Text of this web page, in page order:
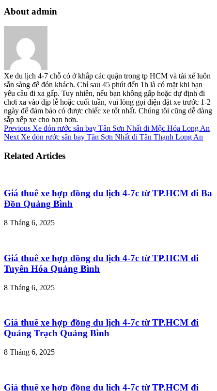
About admin
Xe du lịch 4-7 chỗ có ở khắp các quận trong tp HCM và tài xế luôn
sẵn sàng để đón khách. Chỉ sau 45 phút đến 1h là có mặt khi bạn
yêu cầu đi xa gấp. Tuy nhiên, nếu bạn không gấp hoặc dự định đi
chơi xa vào dịp lễ hoặc cuối tuần, vui lòng gọi điện đặt xe trước 1-2
ngày để đảm bảo có được chiếc xe tốt nhất. Chúng tôi cũng dễ dàng
sắp xếp xe cho bạn hơn.
Previous Xe đón rước sân bay Tân Sơn Nhất đi Mộc Hóa Long An
Next Xe đón rước sân bay Tân Sơn Nhất đi Tân Thạnh Long An
Related Articles
Giá thuê xe hợp đồng du lịch 4-7c từ TP.HCM đi Ba
Đồn Quảng Bình
8 Tháng 6, 2025
Giá thuê xe hợp đồng du lịch 4-7c từ TP.HCM đi
Tuyên Hóa Quảng Bình
8 Tháng 6, 2025
Giá thuê xe hợp đồng du lịch 4-7c từ TP.HCM đi
Quảng Trạch Quảng Bình
8 Tháng 6, 2025
Giá thuê xe hợp đồng du lịch 4-7c từ TP.HCM đi